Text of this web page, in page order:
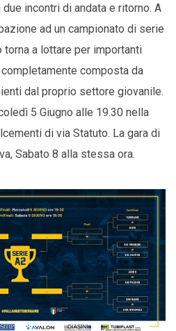
due incontri di andata e ritorno. A
ad un campionato di serie
torna a lottare per importanti
composta da
dal proprio settore giovanile.
5 Giugno alle 19.30 nella
di via Statuto. La gara di
Sabato 8 alla stessa ora.